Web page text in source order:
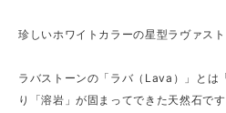
珍しいホワイトカラーの星型ラヴァスト
ラバストーンの「ラバ（Lava）」とは
り「溶岩」が固まってできた天然石です